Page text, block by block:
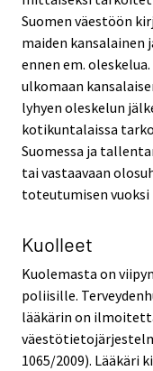
Suomen väestöön
maiden kansalainen
ennen em.
ulkomaan
lyhyen oleskelun
kotikuntalaissa
Suomessa ja
tai vastaavaan
toteutumisen vuoksi
Kuolleet
Kuolemasta on
poliisille.
lääkärin on
1065/2009). Lääkäri